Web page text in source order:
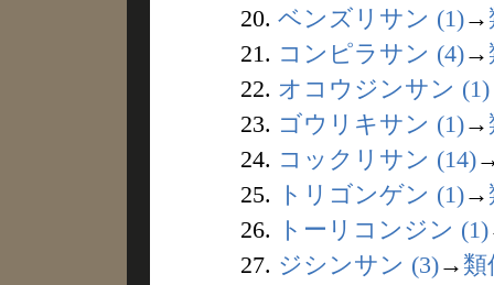
20. ベンズリサン (1)→
21. コンピラサン (4)→
22. オコウジンサン (1)
23. ゴウリキサン (1)→
24. コックリサン (14)
25.
トリゴンゲン (1)→
26.
トーリコンジン (1)
27. ジシンサン (3)→ 類